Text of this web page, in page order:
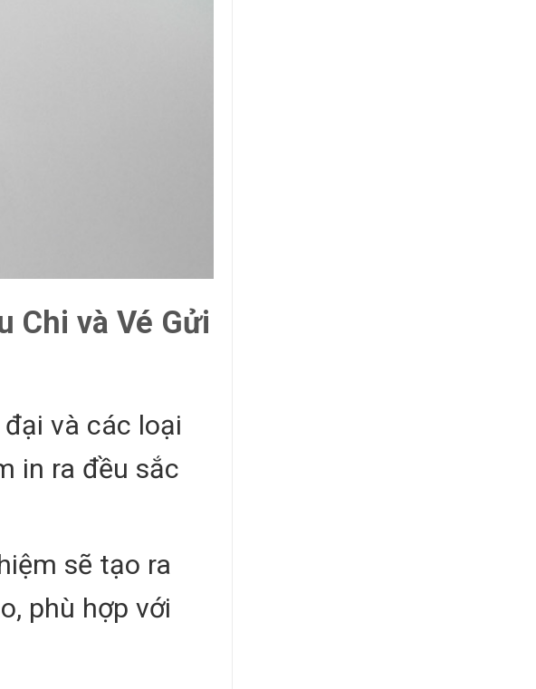
Chi và Vé Gửi
và các loại
in ra đều sắc
sẽ tạo ra
phù hợp với